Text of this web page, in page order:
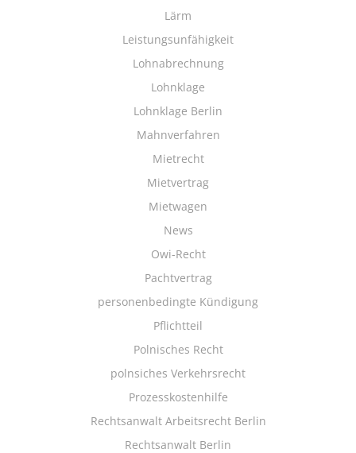
Lärm
Leistungsunfähigkeit
Lohnabrechnung
Lohnklage
Lohnklage Berlin
Mahnverfahren
Mietrecht
Mietvertrag
Mietwagen
News
Owi-Recht
Pachtvertrag
personenbedingte Kündigung
Pflichtteil
Polnisches Recht
polnsiches Verkehrsrecht
Prozesskostenhilfe
Rechtsanwalt Arbeitsrecht Berlin
Rechtsanwalt Berlin